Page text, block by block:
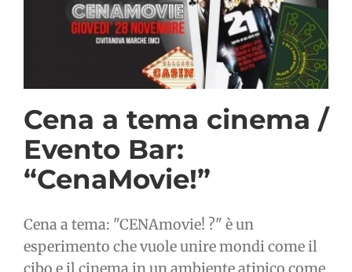
Cena a tema cinema /
Evento Bar:
“CenaMovie!”
Cena a tema: "CENAmovie! ?" è un
esperimento che vuole unire mondi come il
cibo e il cinema in un ambiente atipico come